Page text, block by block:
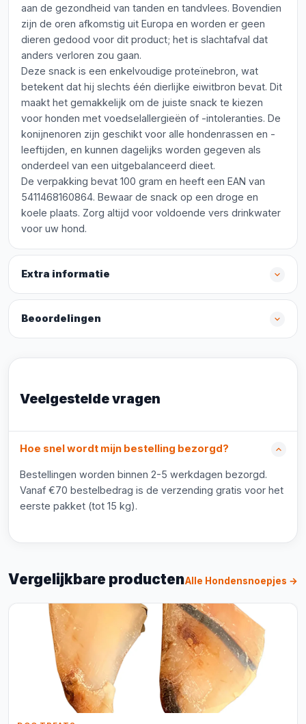
aan de gezondheid van tanden en tandvlees. Bovendien
zijn de oren afkomstig uit Europa en worden er geen
dieren gedood voor dit product; het is slachtafval dat
anders verloren zou gaan.
Deze snack is een enkelvoudige proteïnebron, wat
betekent dat hij slechts één dierlijke eiwitbron bevat. Dit
maakt het gemakkelijk om de juiste snack te kiezen
voor honden met voedselallergieën of -intoleranties. De
konijnenoren zijn geschikt voor alle hondenrassen en -
leeftijden, en kunnen dagelijks worden gegeven als
onderdeel van een uitgebalanceerd dieet.
De verpakking bevat 100 gram en heeft een EAN van
5411468160864. Bewaar de snack op een droge en
koele plaats. Zorg altijd voor voldoende vers drinkwater
voor uw hond.
Extra informatie
Beoordelingen
Veelgestelde vragen
Hoe snel wordt mijn bestelling bezorgd?
Bestellingen worden binnen 2-5 werkdagen bezorgd.
Vanaf €70 bestelbedrag is de verzending gratis voor het
eerste pakket (tot 15 kg).
Vergelijkbare productenAlle Hondensnoepjes →